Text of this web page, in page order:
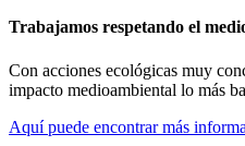
Trabajamos respetando el
Con acciones ecológicas muy
impacto medioambiental lo más
Aquí puede encontrar más